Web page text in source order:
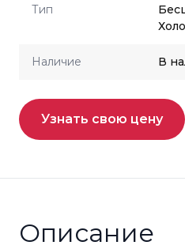
Тип
Наличие В
Узнать свою цену
Описание